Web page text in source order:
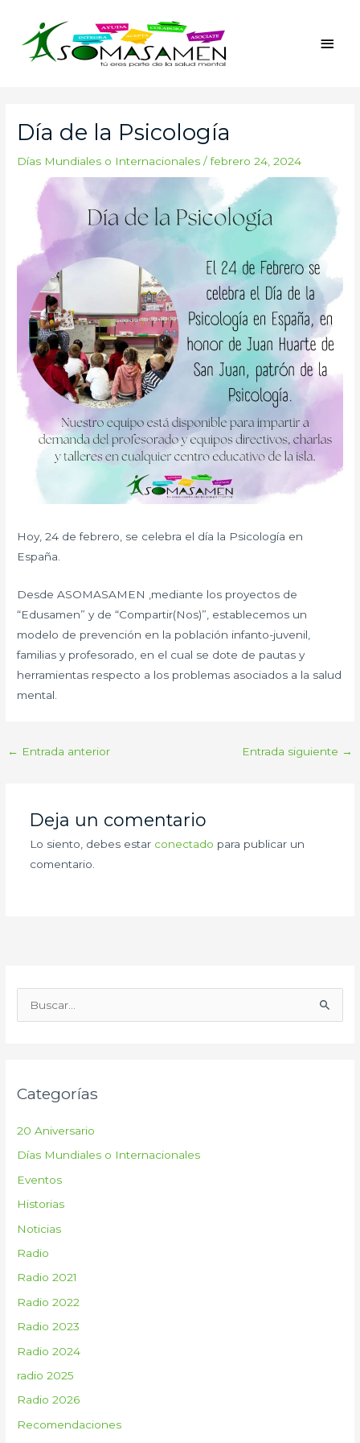
contenido
Día de la Psicología
Días Mundiales o Internacionales /febrero 24, 2024
Hoy, 24 de febrero, se celebra el día la Psicología en
España.
Desde ASOMASAMEN ,mediante los proyectos de
“Edusamen” y de “Compartir(Nos)”, establecemos un
modelo de prevención en la población infanto-juvenil,
familias y profesorado, en el cual se dote de pautas y
herramientas respecto a los problemas asociados a la salud
mental.
entradas
← Entrada anterior Entrada siguiente →
Deja un comentario
Lo siento, debes estar conectado para publicar un
comentario.
a
p
o
r
:
Categorías
20 Aniversario
Días Mundiales o Internacionales
Eventos
Historias
Noticias
Radio
Radio 2021
Radio 2022
Radio 2023
Radio 2024
radio 2025
Radio 2026
Recomendaciones